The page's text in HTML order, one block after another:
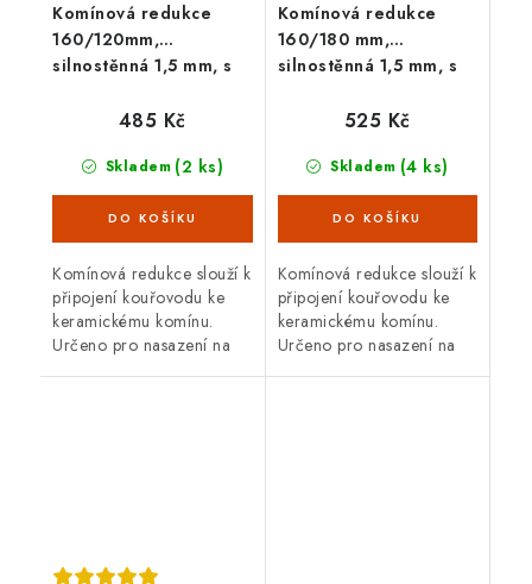
Komínová redukce
160/120mm,
silnostěnná 1,5 mm, s
Skladem (2 ks)
485 Kč
Komínová redukce slouží k
připojení kouřovodu ke
keramickému komínu.
Určeno pro nasazení na
Komínová redukce
160/180 mm,
silnostěnná 1,5 mm, s
Skladem (4 ks)
525 Kč
Komínová redukce slouží k
připojení kouřovodu ke
keramickému komínu.
Určeno pro nasazení na